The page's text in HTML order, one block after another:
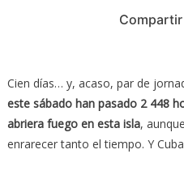
Compartir
Cien días… y, acaso, par de
este sábado han pasado 2 448
abriera fuego en esta isla,
enrarecer tanto el tiempo. Y